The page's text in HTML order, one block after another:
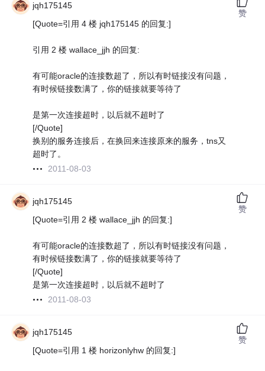
jqh175145
[Quote=引用 4 楼 jqh175145 的回复:]
引用 2 楼 wallace_jjh 的回复:
有可能oracle的连接数超了，所以有时链接没有问题，
有时候链接数满了，你的链接就要等待了
是第一次连接超时，以后就不超时了
[/Quote]
换别的服务连接后，在换回来连接原来的服务，tns又
超时了。
2011-08-03
赞
jqh175145
[Quote=引用 2 楼 wallace_jjh 的回复:]
有可能oracle的连接数超了，所以有时链接没有问题，
有时候链接数满了，你的链接就要等待了
[/Quote]
是第一次连接超时，以后就不超时了
2011-08-03
赞
jqh175145
[Quote=引用 1 楼 horizonlyhw 的回复:]
赞